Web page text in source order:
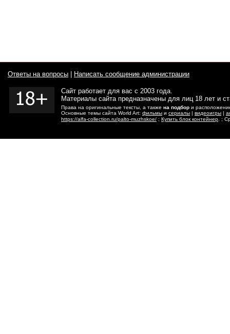
Ответы на вопросы Написать сообщение администрации
Сайт работает для вас с 2003 года.
Материалы сайта предназначены для лиц 18 лет и
Права на оригинальные тексты, а также на подбор и
Основные темы сайта World Art: фильмы и сериалы | видеоигры |
https://alfa-collection.ru/palto-muzhskoe/ ; Купить блок контейнер . ;